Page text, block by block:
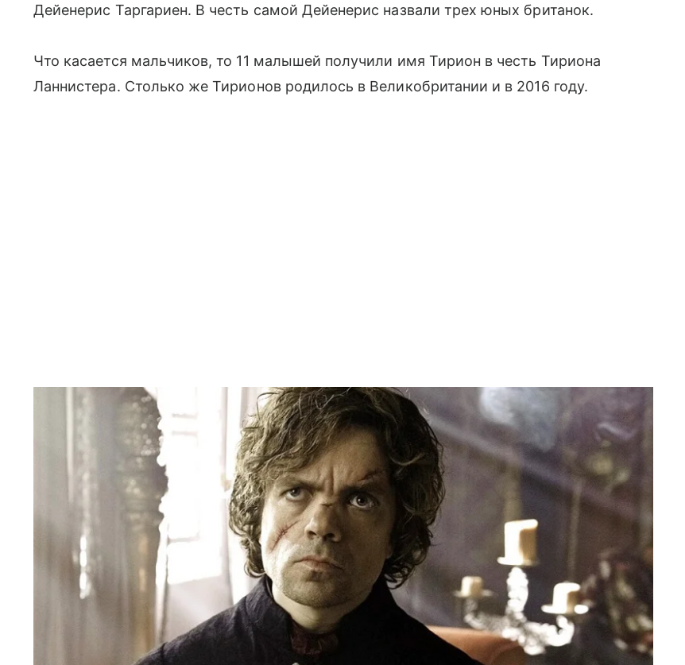
Дейенерис Таргариен. В честь самой Дейенерис назвали трех юных британок.
Что касается мальчиков, то 11 малышей получили имя Тирион в честь Тириона
Ланнистера. Столько же Тирионов родилось в Великобритании и в 2016 году.